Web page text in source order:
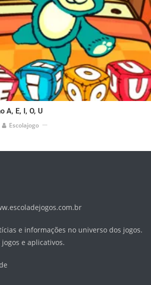
A, E, I, O, U
Escolajogo
e informações no universo dos jogos.
e aplicativos.